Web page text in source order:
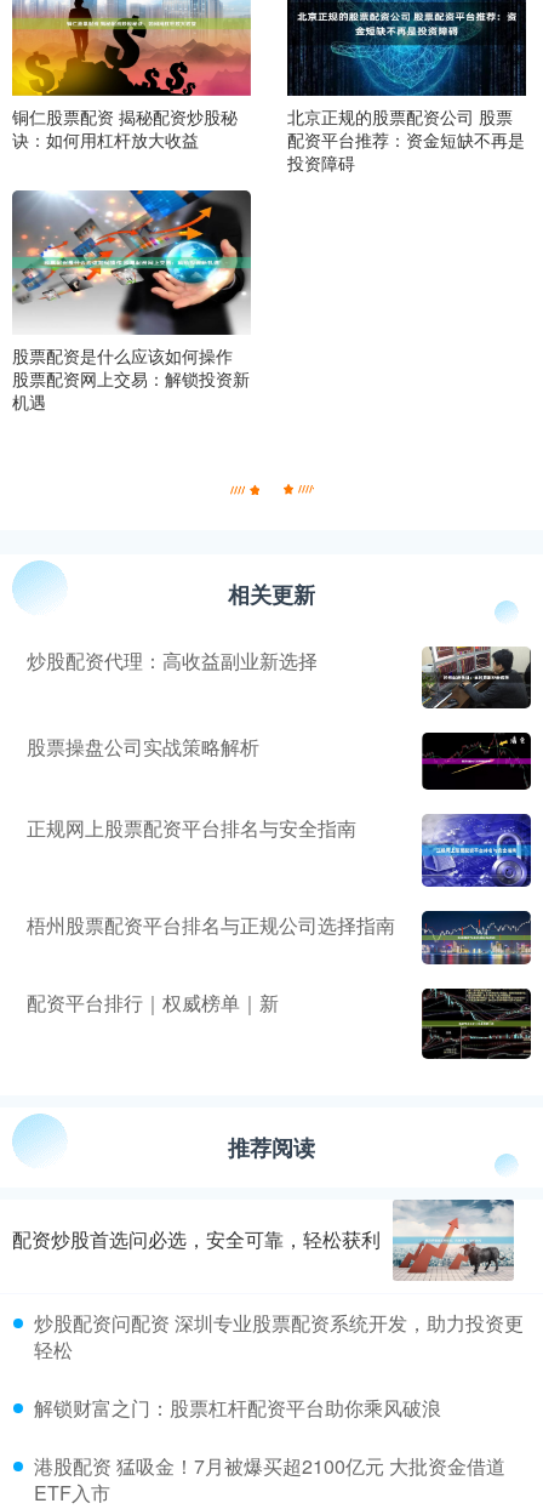
铜仁股票配资 揭秘配资炒股秘
诀：如何用杠杆放大收益
北京正规的股票配资公司 股票
配资平台推荐：资金短缺不再是
投资障碍
股票配资是什么应该如何操作
股票配资网上交易：解锁投资新
机遇
相关更新
炒股配资代理：高收益副业新选择
股票操盘公司实战策略解析
正规网上股票配资平台排名与安全指南
梧州股票配资平台排名与正规公司选择指南
配资平台排行｜权威榜单｜新
推荐阅读
配资炒股首选问必选，安全可靠，轻松获利
炒股配资问配资 深圳专业股票配资系统开发，助力投资更
轻松
解锁财富之门：股票杠杆配资平台助你乘风破浪
港股配资 猛吸金！7月被爆买超2100亿元 大批资金借道
ETF入市